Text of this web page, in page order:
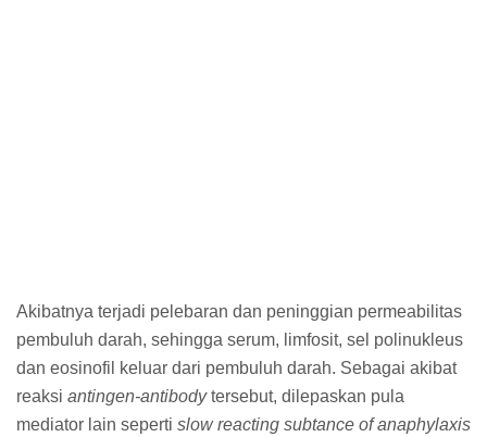
Akibatnya terjadi pelebaran dan peninggian permeabilitas
pembuluh darah, sehingga serum, limfosit, sel polinukleus
dan eosinofil keluar dari pembuluh darah. Sebagai akibat
reaksi antingen-antibodytersebut, dilepaskan pula
mediator lain seperti slow reacting subtance of anaphylaxis